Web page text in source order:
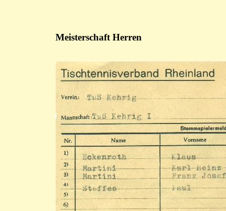
Meisterschaft Herren